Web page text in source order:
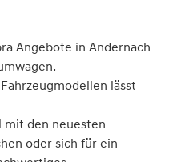
Angebote in Andernach
lässt
mit den neuesten
oder sich für ein